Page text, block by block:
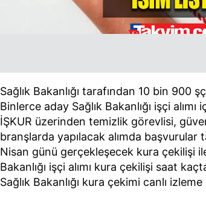
Sağlık Bakanlığı tarafından 10 bin 900
Binlerce aday Sağlık Bakanlığı işçi alımı
İŞKUR üzerinden temizlik görevlisi,
branşlarda yapılacak alımda başvurular
Nisan günü gerçekleşecek kura çekilişi
Bakanlığı işçi alımı kura çekilişi saat
Sağlık Bakanlığı kura çekimi canlı izleme